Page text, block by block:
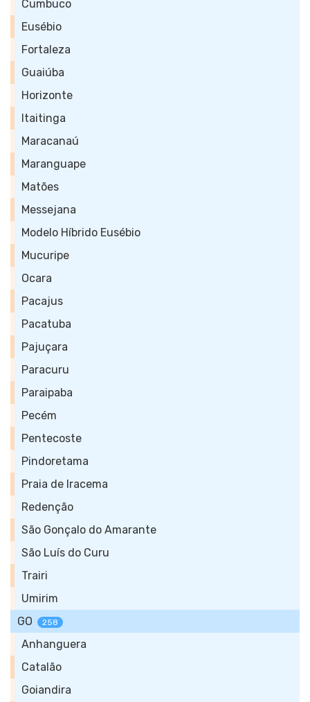
Cumbuco
Eusébio
Fortaleza
Guaiúba
Horizonte
Itaitinga
Maracanaú
Maranguape
Matões
Messejana
Modelo Híbrido Eusébio
Mucuripe
Ocara
Pacajus
Pacatuba
Pajuçara
Paracuru
Paraipaba
Pecém
Pentecoste
Pindoretama
Praia de Iracema
Redenção
São Gonçalo do Amarante
São Luís do Curu
Trairi
Umirim
GO
258
Anhanguera
Catalão
Goiandira